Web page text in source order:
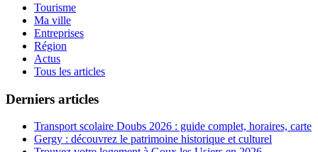
Tourisme
Ma ville
Entreprises
Région
Actus
Tous les articles
Derniers articles
Transport scolaire Doubs 2026 : guide complet, horaires, carte
Gergy : découvrez le patrimoine historique et culturel